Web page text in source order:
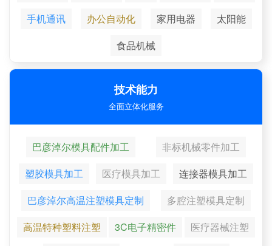
手机通讯
办公自动化 家用电器
太阳能
食品机械
技术能力
全面立体化服务
巴彦淖尔模具配件加工
非标机械零件加工
塑胶模具加工
医疗模具加工
连接器模具加工
巴彦淖尔高温注塑模具定制
多腔注塑模具定制
高温特种塑料注塑
3C电子精密件
医疗器械注塑